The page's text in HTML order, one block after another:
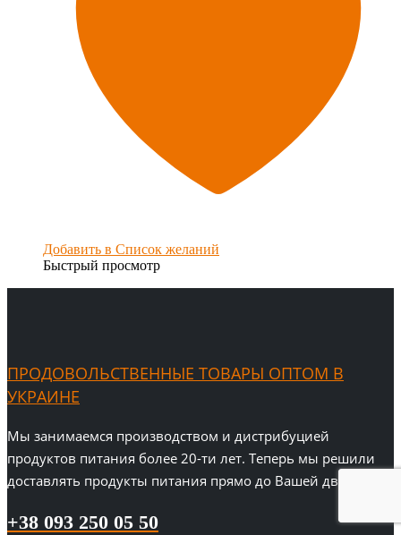
Добавить в Список желаний
Быстрый просмотр
ПРОДОВОЛЬСТВЕННЫЕ ТОВАРЫ ОПТОМ В
УКРАИНЕ
Мы занимаемся производством и дистрибуцией
продуктов питания более 20-ти лет. Теперь мы решили
доставлять продукты питания прямо до Вашей двери!
+38 093 250 05 50